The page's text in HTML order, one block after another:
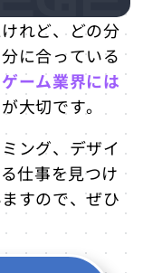
れど、どの分
に合っている
ゲーム業界には
大切です。
ング、デザイ
仕事を見つけ
すので、ぜひ